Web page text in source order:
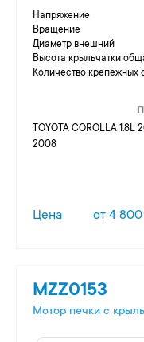
Напряжение
Вращение
Диаметр внешний
Высота крыльчатки
Количество крепежных
TOYOTA COROLLA
2008
Цена от 4 800
MZZ0153
Мотор печки c